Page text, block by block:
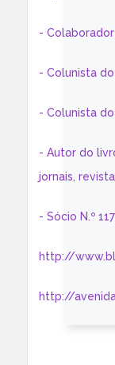
-
- Colunista
- Colunista
- Autor do
jornais,
- Sócio N.º
http://
http://